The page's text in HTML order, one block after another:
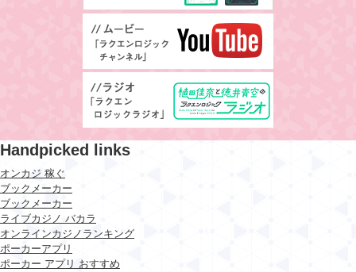
Handpicked links
オンカジ 稼ぐ
ブックメーカー
ブックメーカー
ライブカジノ バカラ
オンラインカジノランキング
ポーカーアプリ
ポーカー アプリ おすすめ